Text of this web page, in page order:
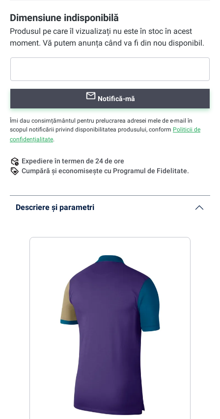
Dimensiune indisponibilă
Produsul pe care îl vizualizați nu este în stoc în acest
moment. Vă putem anunța când va fi din nou disponibil.
Notifică-mă
Îmi dau consimțământul pentru prelucrarea adresei mele de e-mail în
scopul notificării privind disponibilitatea produsului, conform Politicii de
confidențialitate.
Expediere în termen de 24 de ore
Cumpără și economisește cu Programul de Fidelitate.
Descriere și parametri